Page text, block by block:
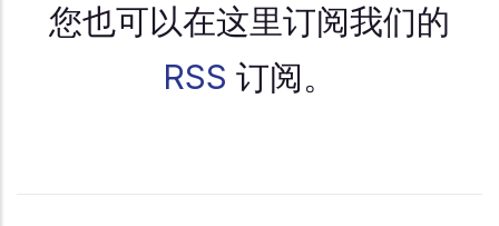
您也可以在这里订阅我们的
RSS 订阅。